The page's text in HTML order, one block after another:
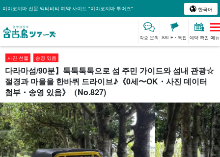
미야코지마 전문 액티비티 예약 사이트 "미야코지마 투어즈" 한국어
각종 문의 SALE・특집 예약 확인 메뉴
사진 선물 송영 있음
다라마섬/90분】툭툭툭툭으로 섬 주민 가이드와 섬내 관광☆
절경과 마을을 한바퀴 드라이브♪《0세〜OK・사진 데이터
첨부・송영 있음》（No.827)